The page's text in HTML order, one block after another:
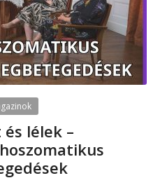
lélek –